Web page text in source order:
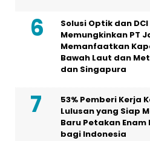
Solusi Optik dan
Memungkinkan PT
Memanfaatkan
Bawah Laut dan
dan Singapura
53% Pemberi Kerja
Lulusan yang Siap
Baru Petakan
bagi Indonesia